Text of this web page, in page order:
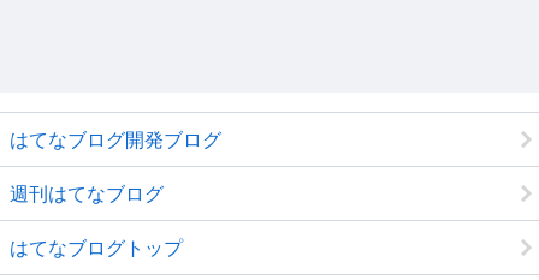
はてなブログ開発ブログ
週刊はてなブログ
はてなブログトップ